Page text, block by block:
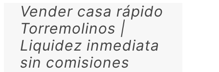
Vender casa rápido
Torremolinos |
Liquidez inmediata
sin comisiones